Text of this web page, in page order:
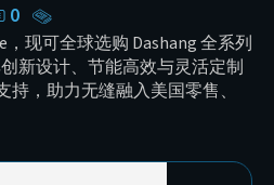
0
现可全球选购 Dashang 全系列
新设计、节能高效与灵活定制
，助力无缝融入美国零售、